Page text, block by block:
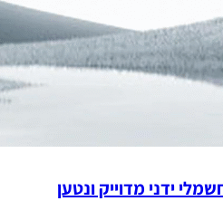
ידני מדוייק ונטען